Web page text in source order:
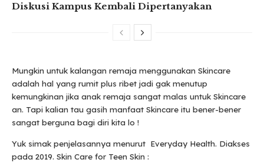
Diskusi Kampus Kembali Dipertanyakan
Mungkin untuk kalangan remaja menggunakan Skincare
adalah hal yang rumit plus ribet jadi gak menutup
kemungkinan jika anak remaja sangat malas untuk Skincare
an. Tapi kalian tau gasih manfaat Skincare itu bener-bener
sangat berguna bagi diri kita lo !
Yuk simak penjelasannya menurut Everyday Health. Diakses
pada 2019. Skin Care for Teen Skin :